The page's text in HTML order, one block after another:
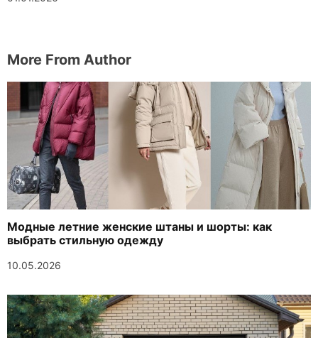
More From Author
Модные летние женские штаны и шорты: как
выбрать стильную одежду
10.05.2026